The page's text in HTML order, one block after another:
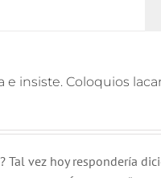
Tal vez hoy respondería